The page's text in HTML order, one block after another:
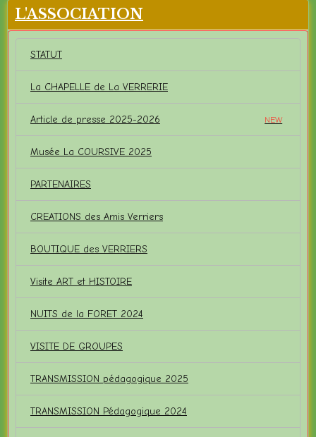
L'ASSOCIATION
STATUT
La CHAPELLE de La VERRERIE
Article de presse 2025-2026 NEW
Musée La COURSIVE 2025
PARTENAIRES
CREATIONS des Amis Verriers
BOUTIQUE des VERRIERS
Visite ART et HISTOIRE
NUITS de la FORET 2024
VISITE DE GROUPES
TRANSMISSION pédagogique 2025
TRANSMISSION Pédagogique 2024